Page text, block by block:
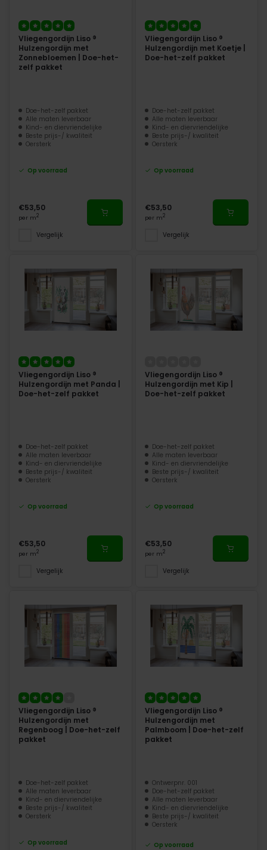
Vliegengordijn Liso ®
Hulzengordijn met
Zonnebloemen | Doe-het-
zelf pakket
Doe-het-zelf pakket
Alle maten leverbaar
Kind- en diervriendelijke
Beste prijs-/ kwaliteit
Oersterk
Op voorraad
€53,50
per m2
Vergelijk
Vliegengordijn Liso ®
Hulzengordijn met Koetje |
Doe-het-zelf pakket
Doe-het-zelf pakket
Alle maten leverbaar
Kind- en diervriendelijke
Beste prijs-/ kwaliteit
Oersterk
Op voorraad
€53,50
per m2
Vergelijk
Vliegengordijn Liso ®
Hulzengordijn met Panda |
Doe-het-zelf pakket
Doe-het-zelf pakket
Alle maten leverbaar
Kind- en diervriendelijke
Beste prijs-/ kwaliteit
Oersterk
Op voorraad
€53,50
per m2
Vergelijk
Vliegengordijn Liso ®
Hulzengordijn met Kip |
Doe-het-zelf pakket
Doe-het-zelf pakket
Alle maten leverbaar
Kind- en diervriendelijke
Beste prijs-/ kwaliteit
Oersterk
Op voorraad
€53,50
per m2
Vergelijk
Vliegengordijn Liso ®
Hulzengordijn met
Regenboog | Doe-het-zelf
pakket
Doe-het-zelf pakket
Alle maten leverbaar
Kind- en diervriendelijke
Beste prijs-/ kwaliteit
Oersterk
Op voorraad
Vliegengordijn Liso ®
Hulzengordijn met
Palmboom | Doe-het-zelf
pakket
Ontwerpnr. 001
Doe-het-zelf pakket
Alle maten leverbaar
Kind- en diervriendelijke
Beste prijs-/ kwaliteit
Oersterk
Op voorraad